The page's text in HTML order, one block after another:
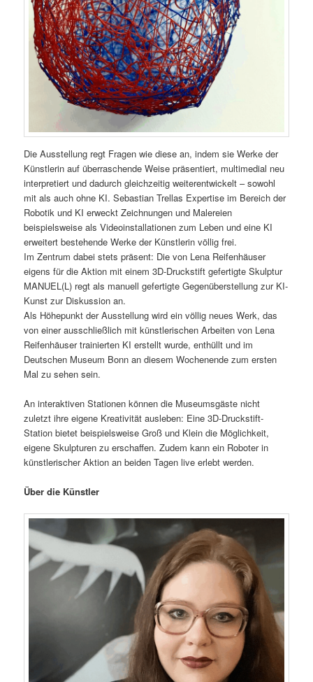
Die Ausstellung regt Fragen wie diese an, indem sie Werke der
Künstlerin auf überraschende Weise präsentiert, multimedial neu
interpretiert und dadurch gleichzeitig weiterentwickelt – sowohl
mit als auch ohne KI. Sebastian Trellas Expertise im Bereich der
Robotik und KI erweckt Zeichnungen und Malereien
beispielsweise als Videoinstallationen zum Leben und eine KI
erweitert bestehende Werke der Künstlerin völlig frei.
Im Zentrum dabei stets präsent: Die von Lena Reifenhäuser
eigens für die Aktion mit einem 3D-Druckstift gefertigte Skulptur
MANUEL(L) regt als manuell gefertigte Gegenüberstellung zur KI-
Kunst zur Diskussion an.
Als Höhepunkt der Ausstellung wird ein völlig neues Werk, das
von einer ausschließlich mit künstlerischen Arbeiten von Lena
Reifenhäuser trainierten KI erstellt wurde, enthüllt und im
Deutschen Museum Bonn an diesem Wochenende zum ersten
Mal zu sehen sein.
An interaktiven Stationen können die Museumsgäste nicht
zuletzt ihre eigene Kreativität ausleben: Eine 3D-Druckstift-
Station bietet beispielsweise Groß und Klein die Möglichkeit,
eigene Skulpturen zu erschaffen. Zudem kann ein Roboter in
künstlerischer Aktion an beiden Tagen live erlebt werden.
Über die Künstler